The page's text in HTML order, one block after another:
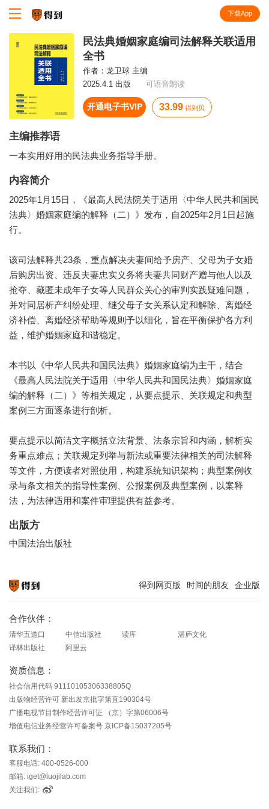
下载App
民法典婚姻家庭编司法解释关联适用
全书
作者： 龙卫球 主编
2025.4.1 出版
可语音朗读
开通电子书VIP 33.99 得到贝
主编推荐语
一本实用好用的民法典业务指导手册。
内容简介
2025年1月15日，《最高人民法院关于适用〈中华人民共和国民
法典〉婚姻家庭编的解释（二）》发布，自2025年2月1日起施
行。
该司法解释共23条，重点解决夫妻间给予房产、父母为子女婚
后购房出资、违反夫妻忠实义务将夫妻共同财产赠与他人以及
抢夺、藏匿未成年子女等人民群众关心的审判实践疑难问题，
并对同居析产纠纷处理、继父母子女关系认定和解除、离婚经
济补偿、离婚经济帮助等规则予以细化，旨在平衡保护各方利
益，维护婚姻家庭和谐稳定。
本书以《中华人民共和国民法典》婚姻家庭编为主干，结合
《最高人民法院关于适用〈中华人民共和国民法典〉婚姻家庭
编的解释（二）》等相关规定，从要点提示、关联规定和典型
案例三方面逐条进行剖析。
要点提示以简洁文字概括立法背景、法条宗旨和内涵，解析实
务重点难点；关联规定列举与新法或重要法律相关的司法解释
等文件，方便读者对照使用，构建系统知识架构；典型案例收
录与条文相关的指导性案例、公报案例及典型案例，以案释
法，为法律适用和案件审理提供有益参考。
出版方
中国法治出版社
得到网页版 时间的朋友 企业版
合作伙伴：
清华五道口 中信出版社 读库
湛庐文化
译林出版社
阿里云
资质信息：
社会信用代码 91110105306338805Q
出版物经营许可 新出发京批字第直190304号
广播电视节目制作经营许可证 （京）字第06006号
增值电信业务经营许可备案号 京ICP备15037205号
联系我们：
客服电话: 400-0526-000
邮箱: iget@luojilab.com
关注我们: